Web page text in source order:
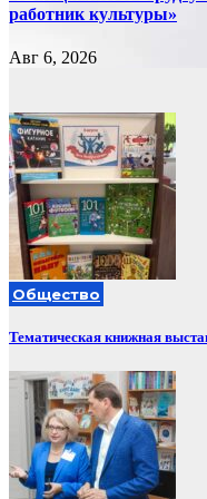
работник культуры»
Авг 6, 2026
Общество
Тематическая книжная